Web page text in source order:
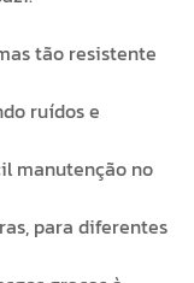
tão resistente
ruídos e
manutenção no
para diferentes